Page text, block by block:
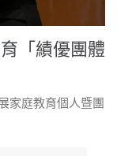
「績優團體
家庭教育個人暨團